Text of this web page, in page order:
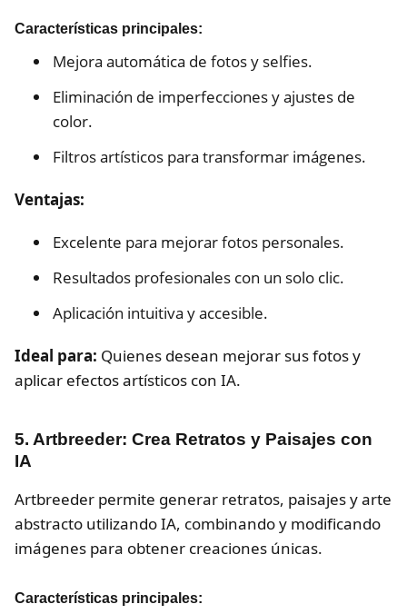
Características principales:
Mejora automática de fotos y selfies.
Eliminación de imperfecciones y ajustes de
color.
Filtros artísticos para transformar imágenes.
Ventajas:
Excelente para mejorar fotos personales.
Resultados profesionales con un solo clic.
Aplicación intuitiva y accesible.
Ideal para: Quienes desean mejorar sus fotos y
aplicar efectos artísticos con IA.
5. Artbreeder: Crea Retratos y Paisajes con
IA
Artbreeder permite generar retratos, paisajes y arte
abstracto utilizando IA, combinando y modificando
imágenes para obtener creaciones únicas.
Características principales: